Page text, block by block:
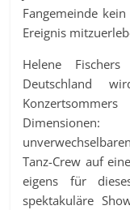
Fangemeinde
Ereignis
Helene
Deutschland
Tanz-Crew auf
eigens für
spektakuläre